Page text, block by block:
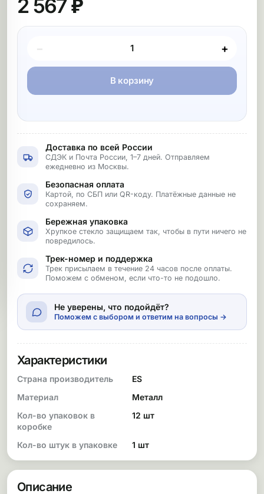
2 567 ₽
Покупка товара
− +
В корзину
Доставка по всей России
СДЭК и Почта России, 1–7 дней. Отправляем
ежедневно из Москвы.
Безопасная оплата
Картой, по СБП или QR-коду. Платёжные данные не
сохраняем.
Бережная упаковка
Хрупкое стекло защищаем так, чтобы в пути ничего не
повредилось.
Трек-номер и поддержка
Трек присылаем в течение 24 часов после оплаты.
Поможем с обменом, если что-то не подошло.
Не уверены, что подойдёт?
Поможем с выбором и ответим на вопросы →
Характеристики
Страна производитель
ES
Материал
Металл
Кол-во упаковок в
коробке
12 шт
Кол-во штук в упаковке 1 шт
Описание